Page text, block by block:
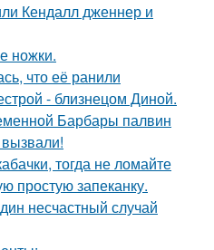
Кендалл дженнер и
ножки.
что её ранили
- близнецом Диной.
Барбары палвин
тогда не ломайте
простую запеканку.
несчастный случай